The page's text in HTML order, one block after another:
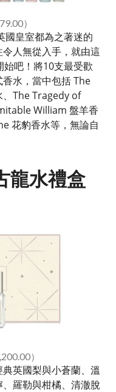
）
國皇室都為之著迷的
人無從入手，就由這
吧！將10支最受歡
水，當中包括 The
、The Tragedy of
William 盤羊香
花豹香水等，無論自
龍水禮盒
）
英國梨與小蒼蘭、溫
羅勒與柑橘、清澈脫